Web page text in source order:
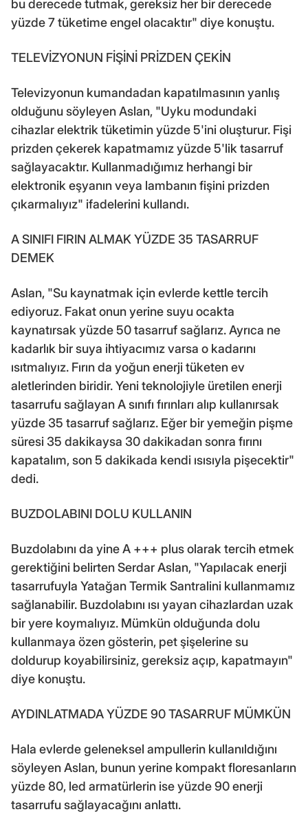
bu derecede tutmak, gereksiz her bir derecede
yüzde 7 tüketime engel olacaktır" diye konuştu.
TELEVİZYONUN FİŞİNİ PRİZDEN ÇEKİN
Televizyonun kumandadan kapatılmasının yanlış
olduğunu söyleyen Aslan, "Uyku modundaki
cihazlar elektrik tüketimin yüzde 5'ini oluşturur. Fişi
prizden çekerek kapatmamız yüzde 5'lik tasarruf
sağlayacaktır. Kullanmadığımız herhangi bir
elektronik eşyanın veya lambanın fişini prizden
çıkarmalıyız" ifadelerini kullandı.
A SINIFI FIRIN ALMAK YÜZDE 35 TASARRUF
DEMEK
Aslan, "Su kaynatmak için evlerde kettle tercih
ediyoruz. Fakat onun yerine suyu ocakta
kaynatırsak yüzde 50 tasarruf sağlarız. Ayrıca ne
kadarlık bir suya ihtiyacımız varsa o kadarını
ısıtmalıyız. Fırın da yoğun enerji tüketen ev
aletlerinden biridir. Yeni teknolojiyle üretilen enerji
tasarrufu sağlayan A sınıfı fırınları alıp kullanırsak
yüzde 35 tasarruf sağlarız. Eğer bir yemeğin pişme
süresi 35 dakikaysa 30 dakikadan sonra fırını
kapatalım, son 5 dakikada kendi ısısıyla pişecektir"
dedi.
BUZDOLABINI DOLU KULLANIN
Buzdolabını da yine A +++ plus olarak tercih etmek
gerektiğini belirten Serdar Aslan, "Yapılacak enerji
tasarrufuyla Yatağan Termik Santralini kullanmamız
sağlanabilir. Buzdolabını ısı yayan cihazlardan uzak
bir yere koymalıyız. Mümkün olduğunda dolu
kullanmaya özen gösterin, pet şişelerine su
doldurup koyabilirsiniz, gereksiz açıp, kapatmayın"
diye konuştu.
AYDINLATMADA YÜZDE 90 TASARRUF MÜMKÜN
Hala evlerde geleneksel ampullerin kullanıldığını
söyleyen Aslan, bunun yerine kompakt floresanların
yüzde 80, led armatürlerin ise yüzde 90 enerji
tasarrufu sağlayacağını anlattı.